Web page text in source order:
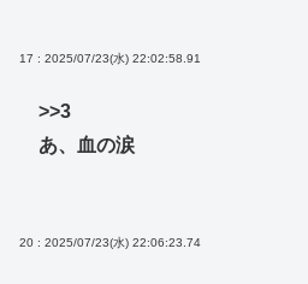
17 : 2025/07/23(水) 22:02:58.91
>>3
あ、血の涙
20 : 2025/07/23(水) 22:06:23.74